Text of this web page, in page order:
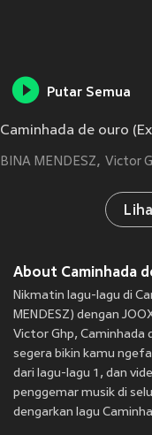
Putar Semua
Caminhada de ouro
BINA MENDESZ Victor
About Caminhada
Nikmatin lagu-lagu di
MENDESZ) dengan
Victor Ghp, Caminhada
segera bikin kamu
dari lagu-lagu 1, dan
penggemar musik di
dengarkan lagu